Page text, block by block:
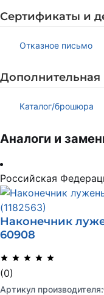
Сертификаты и
Отказное письмо
Каталог/брошюра
Аналоги и
Российская
Наконечник
60908
(0)
Артикул производителя: